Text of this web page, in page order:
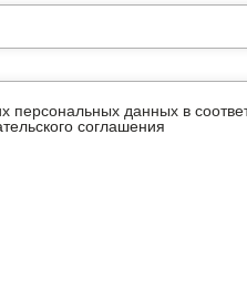
персональных данных в
соглашения